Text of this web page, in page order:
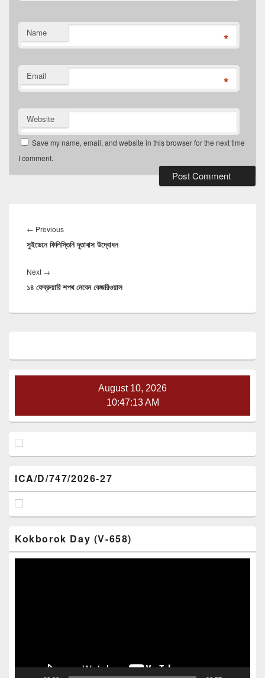
Name *
Email *
Website
Save my name, email, and website in this browser for the next time
I comment.
navigation
← PreviousPrevious
post:
সুইডেনে ফিলিস্তিনি দূতাবাস উদ্বোধন
Next →
post:
১৪ ফেব্রুয়ারি শপথ নেবেন কেজরিওয়াল
Widget
August 10, 2026
10:47:14 AM
ICA/D/747/2026-27
Kokborok Day (V-658)